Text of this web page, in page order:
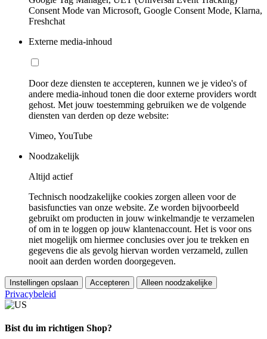
Consent Mode van Microsoft, Google Consent Mode, Klarna,
Freshchat
Externe media-inhoud
Door deze diensten te accepteren, kunnen we je video's of
andere media-inhoud tonen die door externe providers wordt
gehost. Met jouw toestemming gebruiken we de volgende
diensten van derden op deze website:
Vimeo, YouTube
Noodzakelijk
Altijd actief
Technisch noodzakelijke cookies zorgen alleen voor de
basisfuncties van onze website. Ze worden bijvoorbeeld
gebruikt om producten in jouw winkelmandje te verzamelen
of om in te loggen op jouw klantenaccount. Het is voor ons
niet mogelijk om hiermee conclusies over jou te trekken en
gegevens die als gevolg hiervan worden verzameld, zullen
nooit aan derden worden doorgegeven.
Instellingen opslaan Accepteren Alleen noodzakelijke
Privacybeleid
Bist du im richtigen Shop?